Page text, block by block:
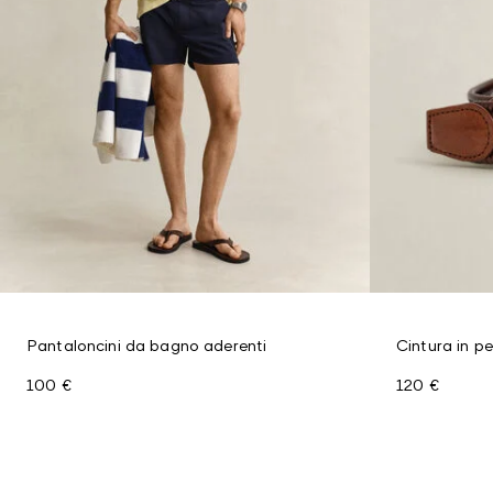
Pantaloncini da bagno aderenti
100 €
Cintura in
120 €